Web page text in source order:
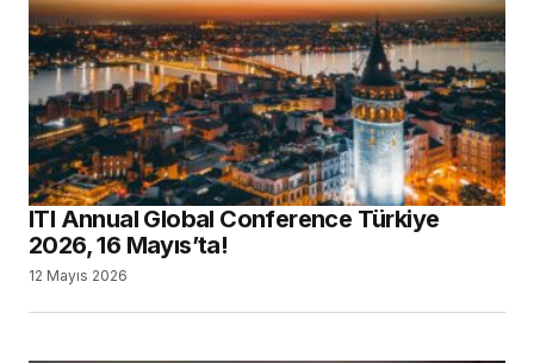
ITI Annual Global Conference Türkiye
2026, 16 Mayıs’ta!
12 Mayıs 2026